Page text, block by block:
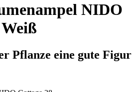
NIDO
Pflanze eine gute Figur